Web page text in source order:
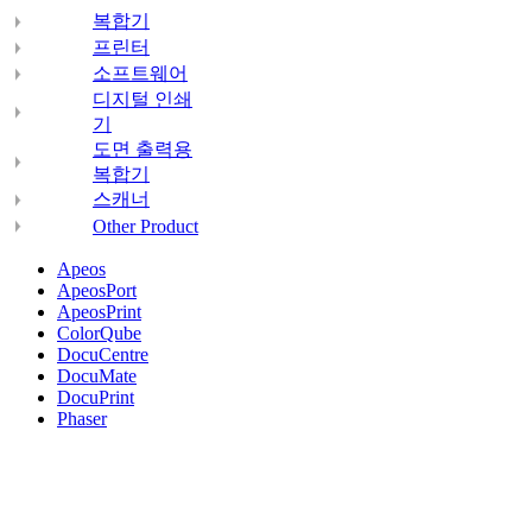
복합기
프린터
소프트웨어
디지털 인쇄
기
도면 출력용
복합기
스캐너
Other Product
Apeos
ApeosPort
ApeosPrint
ColorQube
DocuCentre
DocuMate
DocuPrint
Phaser